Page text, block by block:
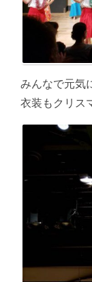
みんなで元気
衣装もクリス